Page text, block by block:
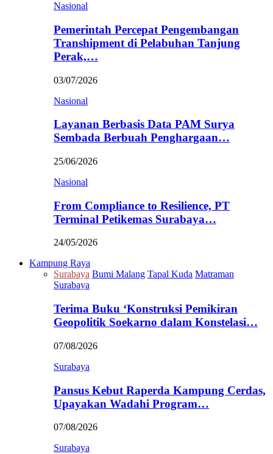
Nasional
Pemerintah Percepat Pengembangan
Transhipment di Pelabuhan Tanjung
Perak,…
03/07/2026
Nasional
Layanan Berbasis Data PAM Surya
Sembada Berbuah Penghargaan…
25/06/2026
Nasional
From Compliance to Resilience, PT
Terminal Petikemas Surabaya…
24/05/2026
Kampung Raya
Surabaya Bumi Malang Tapal Kuda Matraman
Surabaya
Terima Buku ‘Konstruksi Pemikiran
Geopolitik Soekarno dalam Konstelasi…
07/08/2026
Surabaya
Pansus Kebut Raperda Kampung Cerdas,
Upayakan Wadahi Program…
07/08/2026
Surabaya